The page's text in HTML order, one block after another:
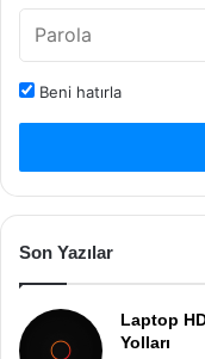
Beni hatırla
Son Yazılar
Laptop
Yolları